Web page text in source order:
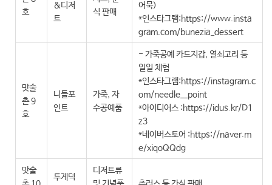
호
&디저
트
식 판매
어묵)
*인스타그램:https://www.insta
gram.com/bunezia_dessert
맛술
촌 9
호
니들포
인트
가죽, 자
수공예품
- 가죽공예 카드지갑, 열쇠고리 등
일일 체험
*인스타그램:https://instagram.c
om/needle__point
*아이디어스 :https://idus.kr/D1
z3
*네이버스토어 :https://naver.m
e/xiqoQQdg
맛술
투게덕
디저트류